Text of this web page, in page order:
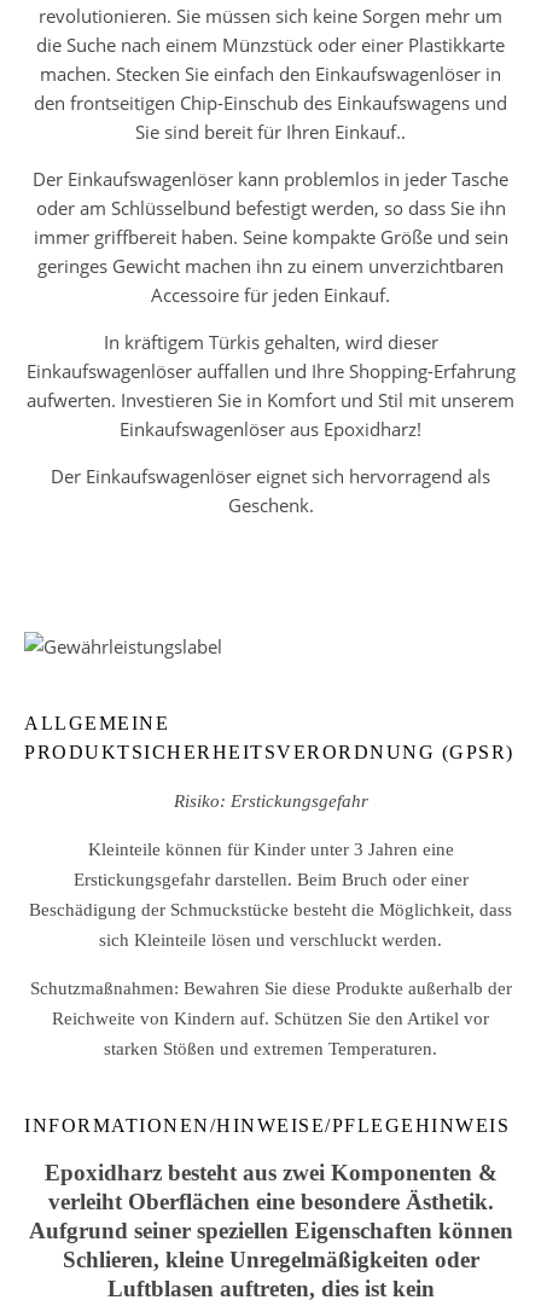
revolutionieren. Sie müssen sich keine Sorgen mehr um
die Suche nach einem Münzstück oder einer Plastikkarte
machen. Stecken Sie einfach den Einkaufswagenlöser in
den frontseitigen Chip-Einschub des Einkaufswagens und
Sie sind bereit für Ihren Einkauf..
Der Einkaufswagenlöser kann problemlos in jeder Tasche
oder am Schlüsselbund befestigt werden, so dass Sie ihn
immer griffbereit haben. Seine kompakte Größe und sein
geringes Gewicht machen ihn zu einem unverzichtbaren
Accessoire für jeden Einkauf.
In kräftigem Türkis gehalten, wird dieser
Einkaufswagenlöser auffallen und Ihre Shopping-Erfahrung
aufwerten. Investieren Sie in Komfort und Stil mit unserem
Einkaufswagenlöser aus Epoxidharz!
Der Einkaufswagenlöser eignet sich hervorragend als
Geschenk.
ALLGEMEINE
PRODUKTSICHERHEITSVERORDNUNG (GPSR)
Risiko: Erstickungsgefahr
Kleinteile können für Kinder unter 3 Jahren eine
Erstickungsgefahr darstellen. Beim Bruch oder einer
Beschädigung der Schmuckstücke besteht die Möglichkeit, dass
sich Kleinteile lösen und verschluckt werden.
Schutzmaßnahmen: Bewahren Sie diese Produkte außerhalb der
Reichweite von Kindern auf. Schützen Sie den Artikel vor
starken Stößen und extremen Temperaturen.
INFORMATIONEN/HINWEISE/PFLEGEHINWEIS
Epoxidharz besteht aus zwei Komponenten &
verleiht Oberflächen eine besondere Ästhetik.
Aufgrund seiner speziellen Eigenschaften können
Schlieren, kleine Unregelmäßigkeiten oder
Luftblasen auftreten, dies ist kein